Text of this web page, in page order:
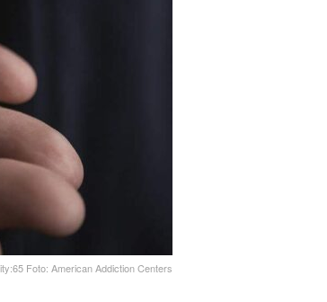
Foto: American Addiction Centers